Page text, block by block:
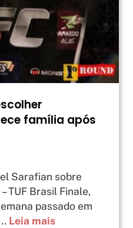
família após
Sarafian sobre
TUF Brasil Finale,
passado em
Leia mais